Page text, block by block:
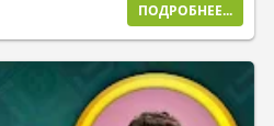
ПОДРОБНЕЕ...